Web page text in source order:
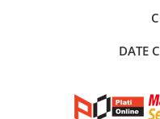
DATE